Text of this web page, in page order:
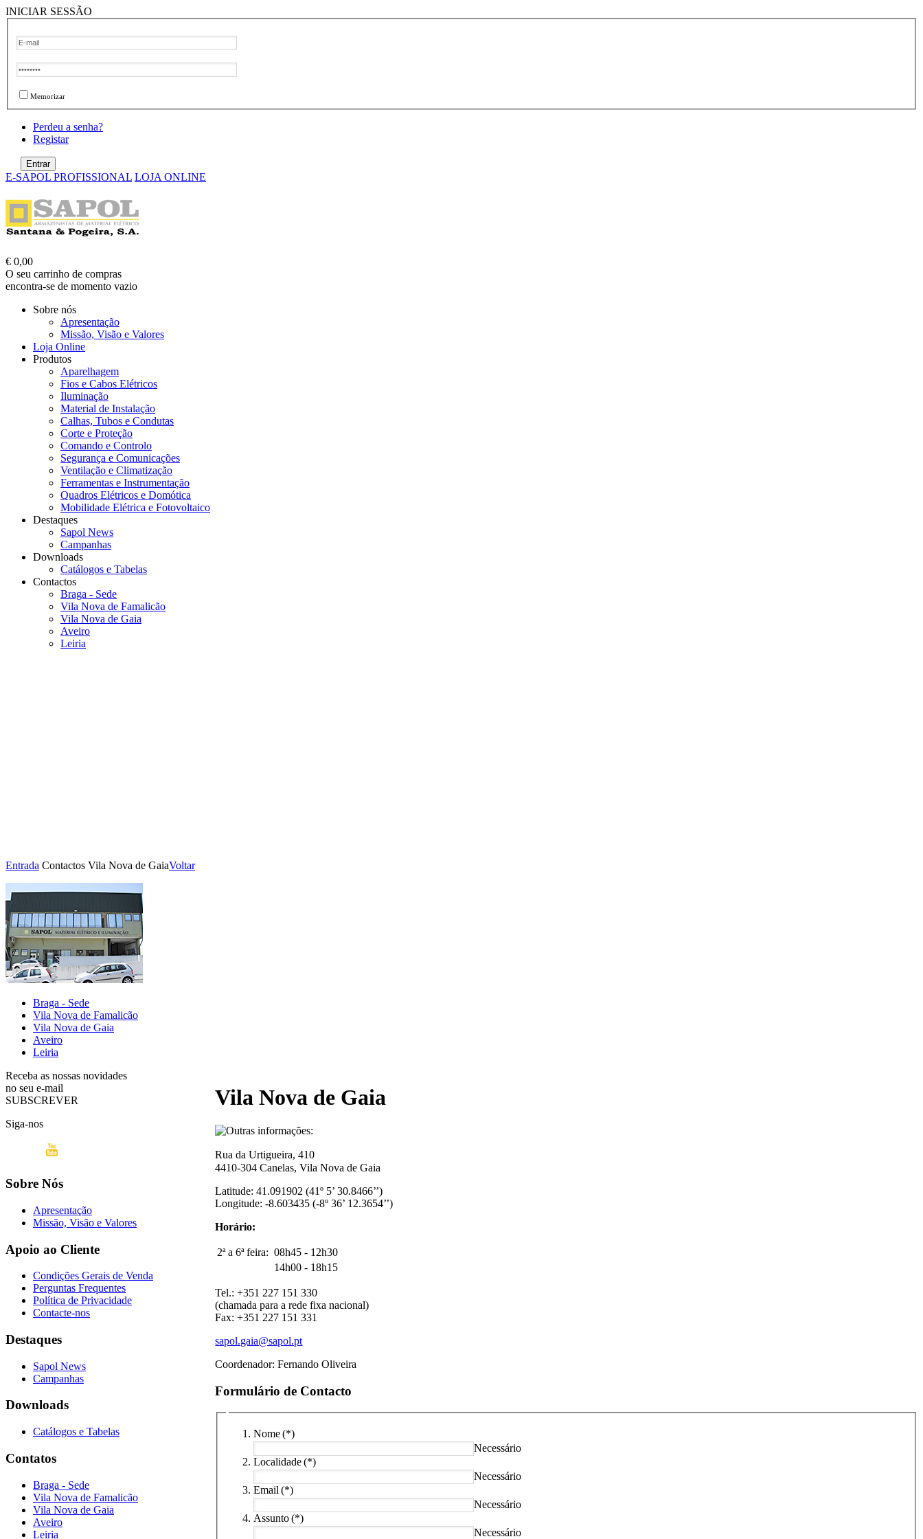
INICIAR SESSÃO
Memorizar
Perdeu a senha?
Registar
E-SAPOL PROFISSIONAL LOJA ONLINE
€ 0,00
O seu carrinho de compras
encontra-se de momento vazio
Sobre nós
Apresentação
Missão, Visão e Valores
Loja Online
Produtos
Aparelhagem
Fios e Cabos Elétricos
Iluminação
Material de Instalação
Calhas, Tubos e Condutas
Corte e Proteção
Comando e Controlo
Segurança e Comunicações
Ventilação e Climatização
Ferramentas e Instrumentação
Quadros Elétricos e Domótica
Mobilidade Elétrica e Fotovoltaico
Destaques
Sapol News
Campanhas
Downloads
Catálogos e Tabelas
Contactos
Braga - Sede
Vila Nova de Famalicão
Vila Nova de Gaia
Aveiro
Leiria
Entrada Contactos Vila Nova de GaiaVoltar
Braga - Sede
Vila Nova de Famalicão
Vila Nova de Gaia
Aveiro
Leiria
Vila Nova de Gaia
Rua da Urtigueira, 410
4410-304 Canelas, Vila Nova de Gaia
Latitude: 41.091902 (41º 5’ 30.8466’’)
Longitude: -8.603435 (-8º 36’ 12.3654’’)
Horário:
2ª a 6ª feira: 08h45 - 12h30
14h00 - 18h15
Tel.: +351 227 151 330
(chamada para a rede fixa nacional)
Fax: +351 227 151 331
sapol.gaia@sapol.pt
Coordenador: Fernando Oliveira
Formulário de Contacto
Nome (*)
Necessário
Localidade (*)
Necessário
Email (*)
Necessário
Assunto (*)
Necessário
Receba as nossas novidades
no seu e-mail
SUBSCREVER
Siga-nos
Sobre Nós
Apresentação
Missão, Visão e Valores
Apoio ao Cliente
Condições Gerais de Venda
Perguntas Frequentes
Política de Privacidade
Contacte-nos
Destaques
Sapol News
Campanhas
Downloads
Catálogos e Tabelas
Contatos
Braga - Sede
Vila Nova de Famalicão
Vila Nova de Gaia
Aveiro
Leiria